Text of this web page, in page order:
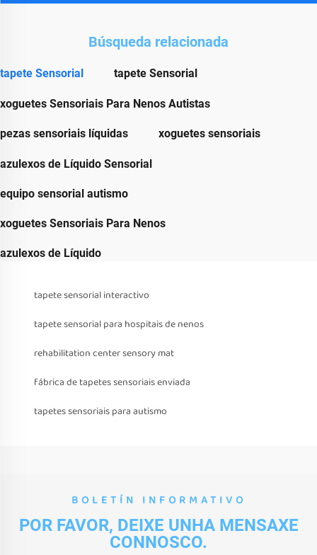
Búsqueda relacionada
tapete Sensorial tapete Sensorial
xoguetes Sensoriais Para Nenos Autistas
pezas sensoriais líquidas xoguetes sensoriais
azulexos de Líquido Sensorial
equipo sensorial autismo
xoguetes Sensoriais Para Nenos
azulexos de Líquido
tapete sensorial interactivo
tapete sensorial para hospitais de nenos
rehabilitation center sensory mat
fábrica de tapetes sensoriais enviada
tapetes sensoriais para autismo
BOLETÍN INFORMATIVO
POR FAVOR, DEIXE UNHA MENSAXE
CONNOSCO.